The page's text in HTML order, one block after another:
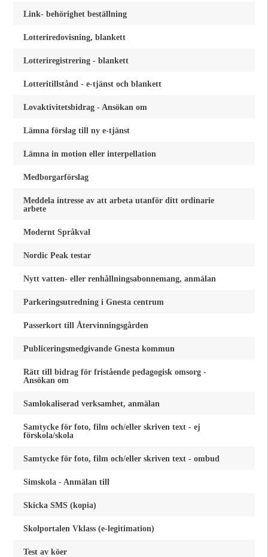
Link- behörighet beställning
Lotteriredovisning, blankett
Lotteriregistrering - blankett
Lotteritillstånd - e-tjänst och blankett
Lovaktivitetsbidrag - Ansökan om
Lämna förslag till ny e-tjänst
Lämna in motion eller interpellation
Medborgarförslag
Meddela intresse av att arbeta utanför ditt ordinarie
arbete
Modernt Språkval
Nordic Peak testar
Nytt vatten- eller renhållningsabonnemang, anmälan
Parkeringsutredning i Gnesta centrum
Passerkort till Återvinningsgården
Publiceringsmedgivande Gnesta kommun
Rätt till bidrag för fristående pedagogisk omsorg -
Ansökan om
Samlokaliserad verksamhet, anmälan
Samtycke för foto, film och/eller skriven text - ej
förskola/skola
Samtycke för foto, film och/eller skriven text - ombud
Simskola - Anmälan till
Skicka SMS (kopia)
Skolportalen Vklass (e-legitimation)
Test av köer